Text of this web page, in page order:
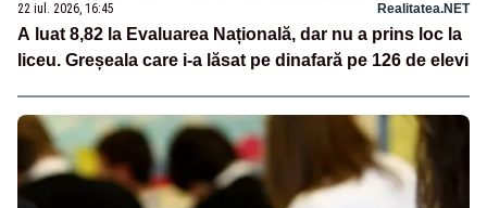
22 iul. 2026, 16:45 Realitatea.NET
A luat 8,82 la Evaluarea Națională, dar nu a prins loc la
liceu. Greșeala care i-a lăsat pe dinafară pe 126 de elevi